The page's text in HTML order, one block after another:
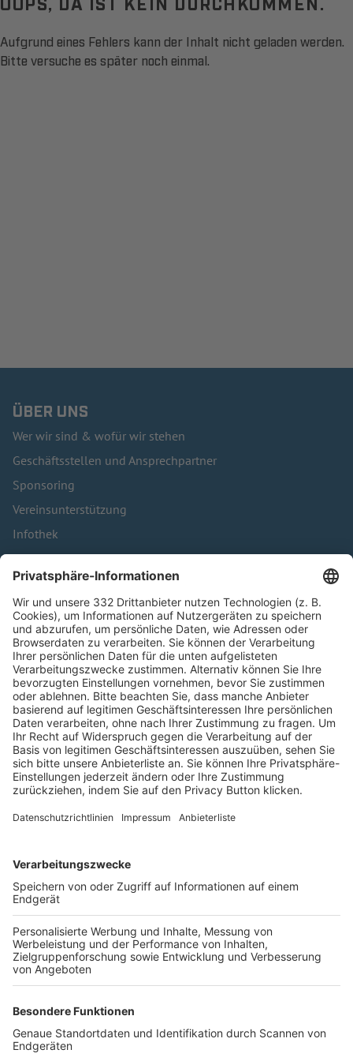
Aufgrund eines Fehlers kann der Inhalt nicht geladen werden.
Bitte versuche es später noch einmal.
ÜBER UNS
Wer wir sind & wofür wir stehen
Geschäftsstellen und Ansprechpartner
Sponsoring
Vereinsunterstützung
Infothek
Kontakt
HÄUFIG BESUCHTE SEITEN
Pässe und Vereinswechsel
Trainerausbildung
Schulungsangebot Vereinsmitarbeiter
BFV-Geschäftsstellen
Trainerbörse
Login SpielPlus
FOLGE DEM BFV
TOP-VEREINE
TOP-PARTNER